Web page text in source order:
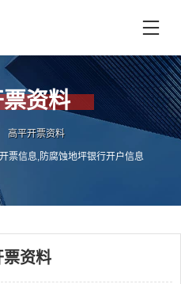
资料
高平开票资料
票信息,防腐蚀地坪银行开户信息
票资料